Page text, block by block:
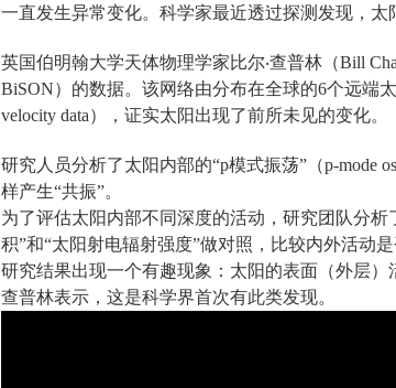
一直发生异常变化。科学家最近透过探测发现，太
英国伯明翰大学天体物理学家比尔‧查普林（Bill
BiSON）的数据。该网络由分布在全球的6个远端
velocity data），证实太阳出现了前所未见的变化。
研究人员分析了太阳内部的“p模式振荡”（p-mode
样产生“共振”。
为了评估太阳内部不同深度的活动，研究团队分
积”和“太阳射电辐射强度”做对照，比较内外活动是
研究结果出现一个有趣现象：太阳的表面（外层
查普林表示，这是科学界首次有此类发现。